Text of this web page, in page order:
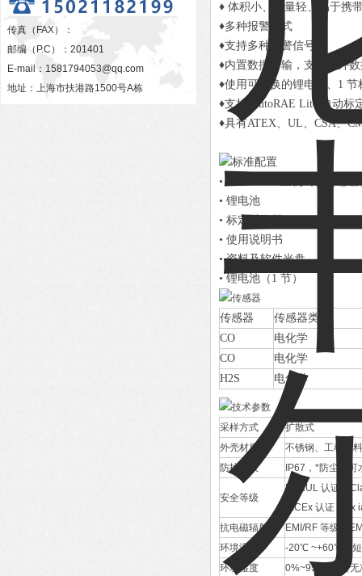
传真（FAX）：
邮编（P.C）：201401
E-mail： 1581794053@qq.com
地址：上海市扶港路1500号A栋
♦ 体积小、重量轻、易于携
♦多种报警方式
♦支持多种报警信号
♦内置数据传输，支持红外
♦使用可更换的锂电池、1 节
♦支持 AutoRAE Lite 自动标
♦具有ATEX、UL、CSA、
•
• 锂电池
• 标定适配器
• 使用说明书
• 资料及软件光盘
• 锂电池（1 节）
传感器
传感器类型
CO
电化学
CO
电化学
H2S
电化学
采样方式
扩散式
外壳材质
不锈钢、工程塑料
防护等级
IP67，*防尘，可
安全等级
UL/cUL 认证：
IECEx 认证：Ex
抗电磁辐射
EMI/RF 等级：
环境温度
-20℃ ~+60℃，
环境湿度
0%~95%RH（无